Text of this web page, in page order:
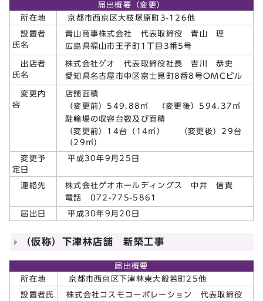
届出概要（変更）
所在地
京都市西京区大枝塚原町3-126他
設置者
氏名
青山商事株式会社 代表取締役 青山 理
広島県福山市王子町1丁目3番5号
出店者
氏名
株式会社ゲオ 代表取締役社長 吉川 恭史
愛知県名古屋市中区富士見町8番8号OMCビル
変更内
容
店舗面積
（変更前）549.88㎡ （変更後）594.37㎡
駐輪場の収容台数及び面積
（変更前）14台（14㎡） （変更後）29台
（29㎡）
変更予
定日
平成30年9月25日
連絡先
株式会社ゲオホールディングス 中井 信貴
電話 072-775-5861
届出日 平成30年9月20日
（仮称）下津林店舗 新築工事
届出概要
所在地
京都市西京区下津林東大般若町25他
設置者氏
株式会社コスモコーポレーション 代表取締役